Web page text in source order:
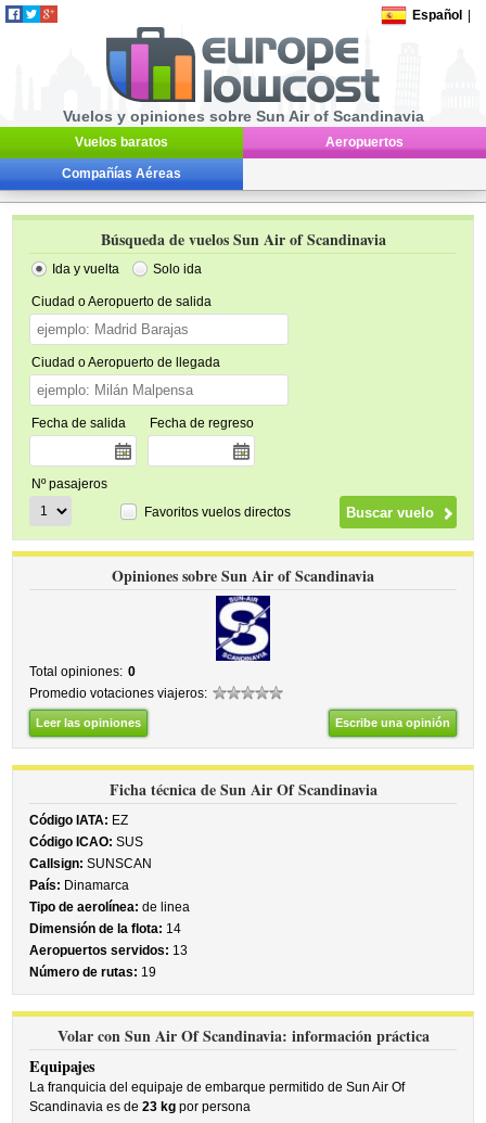
Español
Vuelos y opiniones sobre Sun Air of Scandinavia
Vuelos baratos Aeropuertos
Compañías Aéreas
Búsqueda de vuelos Sun Air of Scandinavia
Ida y vuelta Solo ida
Ciudad o Aeropuerto de salida
Ciudad o Aeropuerto de llegada
Fecha de salida Fecha de regreso
Nº pasajeros
Favoritos vuelos directos
Opiniones sobre Sun Air of Scandinavia
Total opiniones: 0
Promedio votaciones viajeros:
Leer las opiniones Escribe una opinión
Ficha técnica de Sun Air Of Scandinavia
Código IATA: EZ
Código ICAO: SUS
Callsign: SUNSCAN
País: Dinamarca
Tipo de aerolínea: de linea
Dimensión de la flota: 14
Aeropuertos servidos: 13
Número de rutas: 19
Volar con Sun Air Of Scandinavia: información práctica
Equipajes
La franquicia del equipaje de embarque permitido de Sun Air Of
Scandinavia es de23 kg por persona